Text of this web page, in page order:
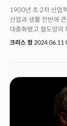
1900년 초 2차 산업
산업과 생활 전반에
대중화됐고 철도망의
전달 속도가 획기적으
것을 목격하고 있다.
이제 지났다.
크리스 정 2024.06.11